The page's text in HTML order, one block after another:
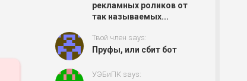
рекламных роликов от
так называемых...
Твой член says:
Пруфы, или сбит бот
УЭБиПК says: